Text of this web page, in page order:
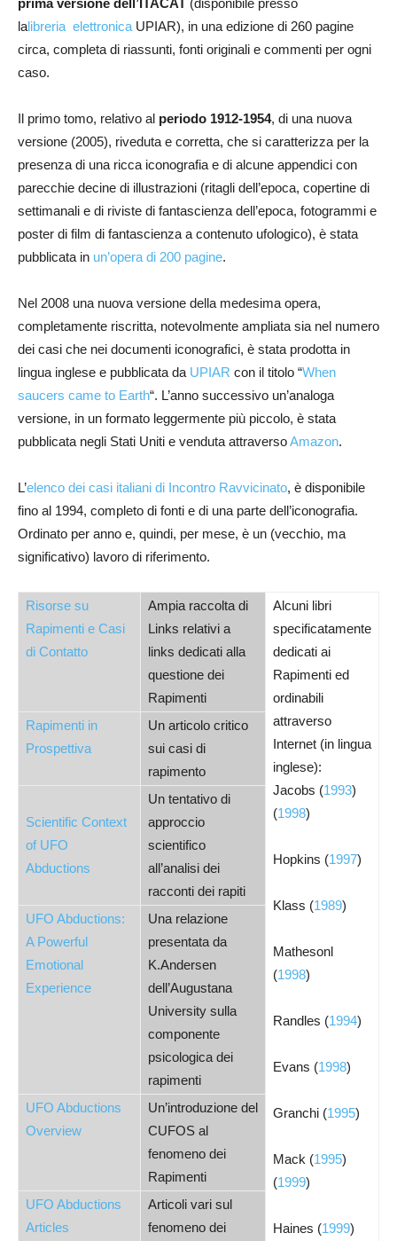
lalibreria elettronica UPIAR), in una edizione di 260 pagine
circa, completa di riassunti, fonti originali e commenti per ogni
caso.
Il primo tomo, relativo al periodo 1912-1954, di una nuova
versione (2005), riveduta e corretta, che si caratterizza per la
presenza di una ricca iconografia e di alcune appendici con
parecchie decine di illustrazioni (ritagli dell’epoca, copertine di
settimanali e di riviste di fantascienza dell’epoca, fotogrammi e
poster di film di fantascienza a contenuto ufologico), è stata
pubblicata in un’opera di 200 pagine.
Nel 2008 una nuova versione della medesima opera,
completamente riscritta, notevolmente ampliata sia nel numero
dei casi che nei documenti iconografici, è stata prodotta in
lingua inglese e pubblicata da UPIAR con il titolo “When
saucers came to Earth“. L’anno successivo un’analoga
versione, in un formato leggermente più piccolo, è stata
pubblicata negli Stati Uniti e venduta attraversoAmazon.
L’elenco dei casi italiani di Incontro Ravvicinato, è disponibile
fino al 1994, completo di fonti e di una parte dell’iconografia.
Ordinato per anno e, quindi, per mese, è un (vecchio, ma
significativo) lavoro di riferimento.
Risorse su
Rapimenti e Casi
di Contatto
Ampia raccolta di
Links relativi a
links dedicati alla
questione dei
Rapimenti
Alcuni libri
specificatamente
dedicati ai
Rapimenti ed
ordinabili
attraverso
Internet (in lingua
inglese):
Jacobs (1993)
(1998)
Hopkins (1997)
Klass (1989)
Mathesonl
(1998)
Randles (1994)
Evans (1998)
Granchi (1995)
Mack (1995)
(1999)
Haines (1999)
Rapimenti in
Prospettiva
Un articolo critico
sui casi di
rapimento
Scientific Context
of UFO
Abductions
Un tentativo di
approccio
scientifico
all’analisi dei
racconti dei rapiti
UFO Abductions:
A Powerful
Emotional
Experience
Una relazione
presentata da
K.Andersen
dell’Augustana
University sulla
componente
psicologica dei
rapimenti
UFO Abductions
Overview
Un’introduzione del
CUFOS al
fenomeno dei
Rapimenti
UFO Abductions
Articles
Articoli vari sul
fenomeno dei